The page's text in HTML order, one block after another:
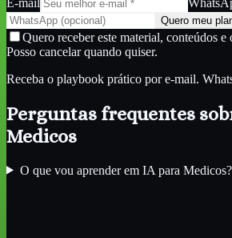
Quero meu
Quero receber este material, conteúdos
Posso cancelar quando quiser.
Receba o playbook prático por e-mail.
Perguntas frequentes
Medicos
O que vou aprender em IA para Medicos?